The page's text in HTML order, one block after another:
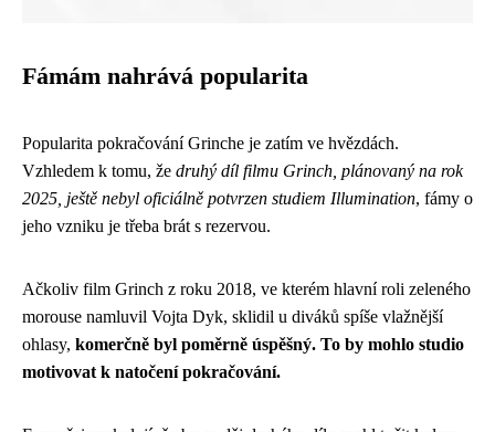
Fámám nahrává popularita
Popularita pokračování Grinche je zatím ve hvězdách.
Vzhledem k tomu, že druhý díl filmu Grinch, plánovaný na rok
2025, ještě nebyl oficiálně potvrzen studiem Illumination, fámy o
jeho vzniku je třeba brát s rezervou.
Ačkoliv film Grinch z roku 2018, ve kterém hlavní roli zeleného
morouse namluvil Vojta Dyk, sklidil u diváků spíše vlažnější
ohlasy, komerčně byl poměrně úspěšný. To by mohlo studio
motivovat k natočení pokračování.